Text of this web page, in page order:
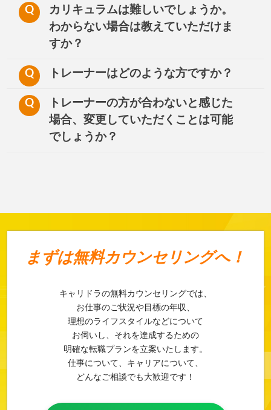
Q
カリキュラムは難しいでしょうか。
わからない場合は教えていただけま
すか？
Q トレーナーはどのような方ですか？
Q
トレーナーの方が合わないと感じた
場合、変更していただくことは可能
でしょうか？
まずは無料カウンセリングへ！
キャリドラの無料カウンセリングでは、
お仕事のご状況や目標の年収、
理想のライフスタイルなどについて
お伺いし、それを達成するための
明確な転職プランを立案いたします。
仕事について、キャリアについて、
どんなご相談でも大歓迎です！